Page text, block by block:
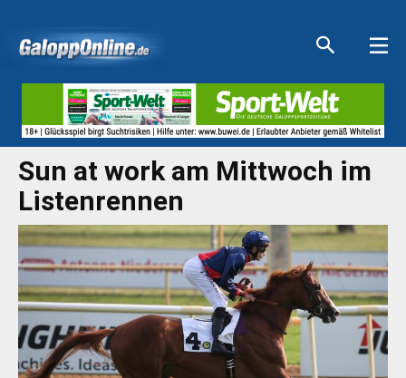
Sun at work am Mittwoch im
Listenrennen